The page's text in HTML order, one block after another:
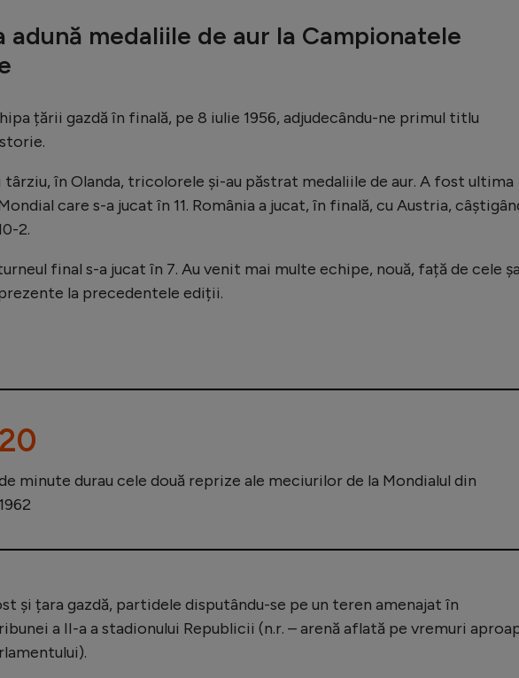
adună medaliile de aur la Campionatele
țării gazdă în finală, pe 8 iulie 1956, adjudecându-ne primul titlu
târziu, în Olanda, tricolorele și-au păstrat medaliile de aur. A fost ultima
care s-a jucat în 11. România a jucat, în finală, cu Austria,
2.
final s-a jucat în 7. Au venit mai multe echipe, nouă, față de cele
la precedentele ediții.
20
minute durau cele două reprize ale meciurilor de la Mondialul din
1962
și țara gazdă, partidele disputându-se pe un teren amenajat în
a II-a a stadionului Republicii (n.r. – arenă aflată pe vremuri